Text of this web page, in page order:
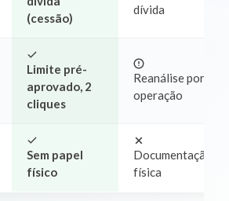
(cessão)
dívida
Limite pré-
aprovado, 2
cliques
Reanálise por
operação
Sem papel
físico
Documentação
física